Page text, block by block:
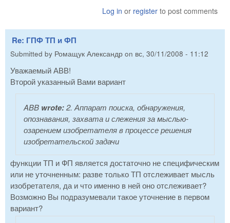
Log in or register to post comments
Re: ГПФ ТП и ФП
Submitted by Ромащук Александр on вс, 30/11/2008 - 11:12
Уважаемый АВВ!
Второй указанный Вами вариант
ABB wrote:2. Аппарат поиска, обнаружения,
опознавания, захвата и слежения за мыслью-
озарением изобретателя в процессе решения
изобретательской задачи
функции ТП и ФП является достаточно не специфическим
или не уточненным: разве только ТП отслеживает мысль
изобретателя, да и что именно в ней оно отслеживает?
Возможно Вы подразумевали такое уточнение в первом
вариант?